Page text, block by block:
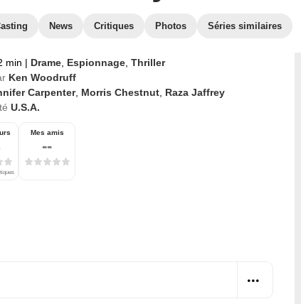
News Critiques Photos Séries similaires
min | Drame Espionnage Thriller
Ken Woodruff
Carpenter, Morris Chestnut Raza Jaffrey
U.S.A.
Mes amis
--